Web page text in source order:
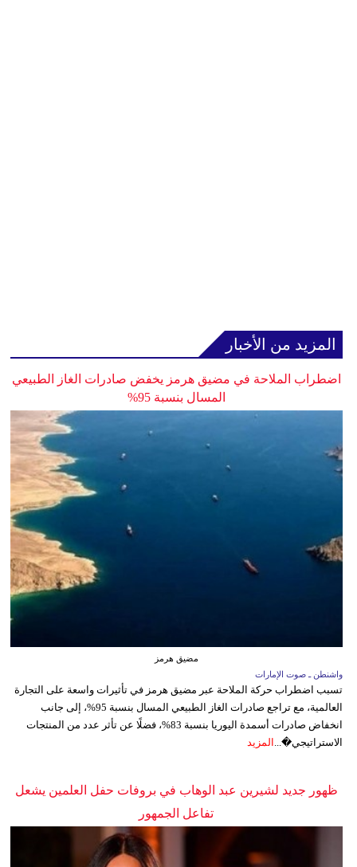
المزيد من الأخبار
اضطراب الملاحة في مضيق هرمز يخفض صادرات الغاز الطبيعي
المسال بنسبة 95%
مضيق هرمز
واشنطن ـ صوت الإمارات
تسبب اضطراب حركة الملاحة عبر مضيق هرمز في تأثيرات واسعة على التجارة
العالمية، مع تراجع صادرات الغاز الطبيعي المسال بنسبة 95%، إلى جانب
انخفاض صادرات أسمدة اليوريا بنسبة 83%، فضلًا عن تأثر عدد من المنتجات
الاستراتيجي�... المزيد
ظهور جديد لشيرين عبد الوهاب في بروفات حفل العلمين يشعل
تفاعل الجمهور